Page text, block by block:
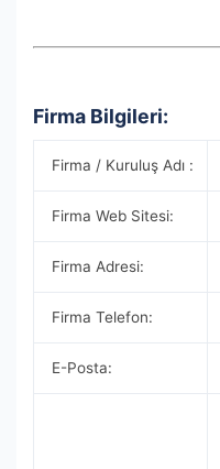
Firma Bilgileri:
Firma / Kuruluş Adı :
Firma Web Sitesi:
Firma Adresi:
Firma Telefon:
E-Posta: